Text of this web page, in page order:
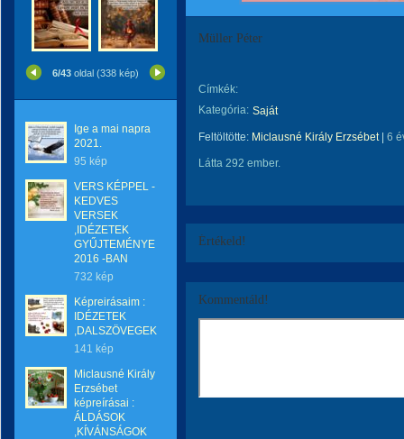
6/43 oldal (338 kép)
Ige a mai napra
2021.
95 kép
VERS KÉPPEL -
KEDVES
VERSEK
,IDÉZETEK
GYŰJTEMÉNYE
2016 -BAN
732 kép
Képreirásaim :
IDÉZETEK
,DALSZÖVEGEK
141 kép
Miclausné Király
Erzsébet
képreírásai :
ÁLDÁSOK
,KÍVÁNSÁGOK
Müller Péter
Címkék:
Kategória: Saját
Feltöltötte: Miclausné Király Erzsébet| 6
Látta 292 ember.
Értékeld!
Kommentáld!